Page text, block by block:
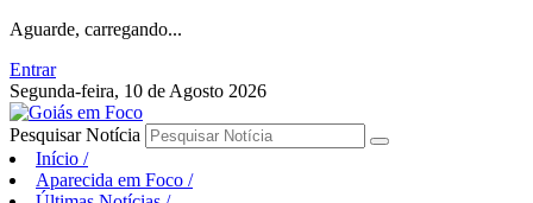
Aguarde, carregando...
Entrar
Segunda-feira, 10 de Agosto 2026
Pesquisar Notícia
Início /
Aparecida em Foco /